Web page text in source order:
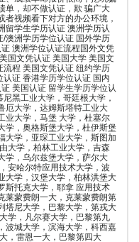
单，却不做认证，欺 骗广大
视频看下对方的办公环境，
留学生学历认证 澳洲学历认
澳洲学历学位认证 国外学历
澳洲学位认证流程国外文凭
国文凭认证 美国大学 美国文
程 美国文凭认证 纽约学历
证 香港学历学位认证 国内
美国认证 留学生学历学位认
黑工业大学，哥廷根大学，
厄大学，达姆斯塔特工业大
业大学，马堡 大学，杜塞尔
学，奥格斯堡大学，杜伊斯堡
大学，亚琛工业大学，斯图加
大学，柏林工业大学，吉森
学，乌尔兹堡大学，萨尔大
安哈尔特应用技术大学，波
大学，汉堡大学，柏林洪堡大
斯托克大学，耶拿 应用技术
莱蒙费朗一大，克莱蒙费朗第
塔尼大学，巴黎大学，第戎大
学，凡尔赛大学，巴黎第九
波城大学，滨海大学，科西嘉
，雷恩一大，巴黎第四大